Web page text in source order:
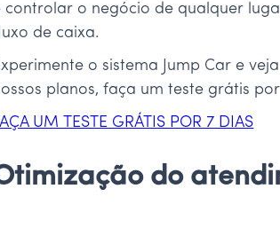
controlar o negócio de qualquer
de caixa.
o sistema Jump Car e
planos, faça um teste grátis
UM TESTE GRÁTIS POR 7 DIAS
do